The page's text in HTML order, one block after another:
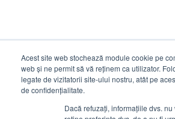
Acest site web stochează module cookie pe
web și ne permit să vă reținem ca utilizator.
legate de vizitatorii site-ului nostru, atât pe
de confidențialitate.
Dacă refuzați, informațiile dvs.